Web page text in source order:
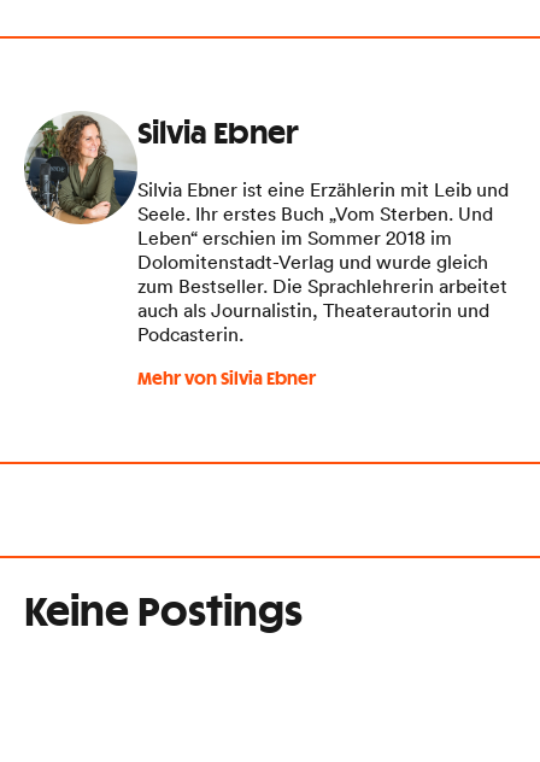
Silvia Ebner
Silvia Ebner ist eine Erzählerin mit Leib und
Seele. Ihr erstes Buch „Vom Sterben. Und
Leben“ erschien im Sommer 2018 im
Dolomitenstadt-Verlag und wurde gleich
zum Bestseller. Die Sprachlehrerin arbeitet
auch als Journalistin, Theaterautorin und
Podcasterin.
Mehr von Silvia Ebner
Keine Postings